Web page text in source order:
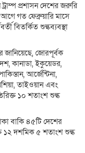
প্রশাসন দেশের জরুরি
গত ফেব্রুয়ারি মাসে
বিতর্কিত শুল্কব্যবস্থা
জানিয়েছে, জোরপূর্বক
কানাডা, ইকুয়েডর,
আর্জেন্টিনা,
তাইওয়ান এবং
১০ শতাংশ শুল্ক
বাকি ৪৫টি দেশের
১২ দশমিক ৫ শতাংশ শুল্ক